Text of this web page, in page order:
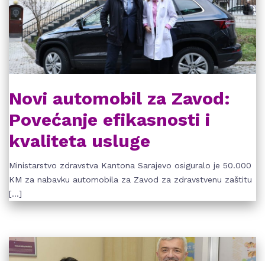
Novi automobil za Zavod:
Povećanje efikasnosti i
kvaliteta usluge
Ministarstvo zdravstva Kantona Sarajevo osiguralo je 50.000
KM za nabavku automobila za Zavod za zdravstvenu zaštitu
[…]